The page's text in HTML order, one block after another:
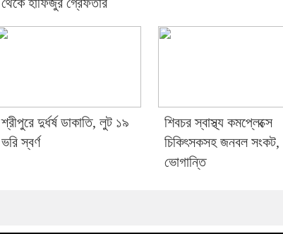
শ্রীপুরে দুর্ধর্ষ ডাকাতি, লুট ১৯
ভরি স্বর্ণ
শিবচর স্বাস্থ্য কমপ্লেক্সে
চিকিৎসকসহ জনবল সংকট,
ভোগান্তি